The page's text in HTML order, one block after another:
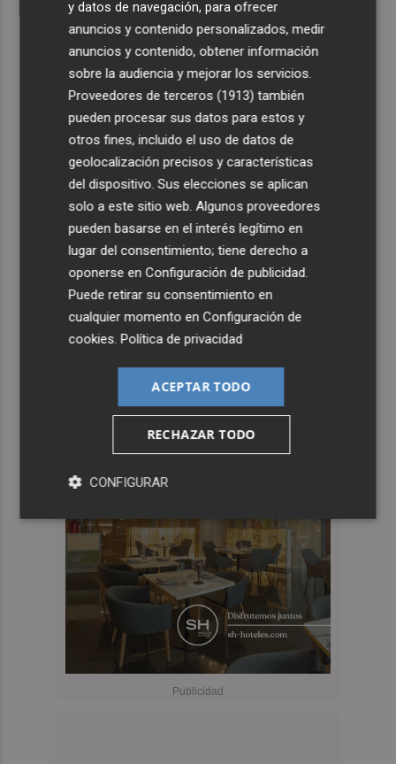
y datos de navegación, para ofrecer
anuncios y contenido personalizados, medir
anuncios y contenido, obtener información
sobre la audiencia y mejorar los servicios.
Proveedores de terceros (1913) también
pueden procesar sus datos para estos y
otros fines, incluido el uso de datos de
geolocalización precisos y características
del dispositivo. Sus elecciones se aplican
solo a este sitio web. Algunos proveedores
pueden basarse en el interés legítimo en
lugar del consentimiento; tiene derecho a
oponerse enConfiguración de publicidad
Puede retirar su consentimiento en
cualquier momento enConfiguración de
cookies .Política de privacidad
ACEPTAR TODO
RECHAZAR TODO
CONFIGURAR